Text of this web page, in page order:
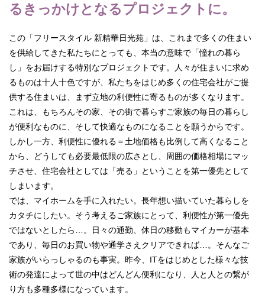
るきっかけとなるプロジェクトに。
この「フリースタイル 新精華日光苑」は、これまで多くの住まい
を供給してきた私たちにとっても、本当の意味で「憧れの暮ら
し」をお届けする特別なプロジェクトです。人々が住まいに求め
るものは十人十色ですが、私たちをはじめ多くの住宅会社がご提
供する住まいは、まず立地の利便性に寄るものが多くなります。
これは、もちろんその家、その街で暮らすご家族の毎日の暮らし
が便利なものに、そして快適なものになることを願うからです。
しかし一方、利便性に優れる＝土地価格も比例して高くなること
から、どうしても必要最低限の広さとし、周囲の価格相場にマッ
チさせ、住宅会社としては「売る」ということを第一優先として
しまいます。
では、マイホームを手に入れたい。長年想い描いていた暮らしを
カタチにしたい。そう考えるご家族にとって、利便性が第一優先
ではないとしたら…。日々の通勤、休日の移動もマイカーが基本
であり、毎日のお買い物や通学さえクリアできれば…。そんなご
家族がいらっしゃるのも事実。昨今、ITをはじめとした様々な技
術の発達によって世の中はどんどん便利になり、人と人との繋が
り方も多種多様になっています。